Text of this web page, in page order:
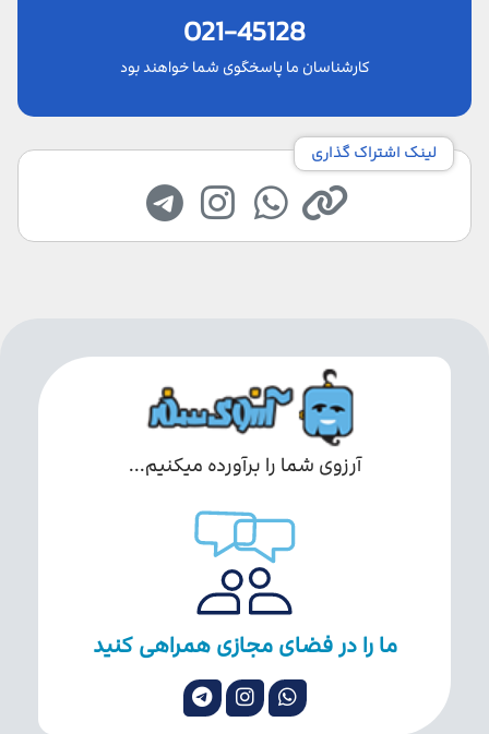
021-45128
کارشناسان ما پاسخگوی شما خواهند بود
لینک اشتراک گذاری
آرزوی شما را برآورده میکنیم...
ما را در فضای مجازی همراهی کنید